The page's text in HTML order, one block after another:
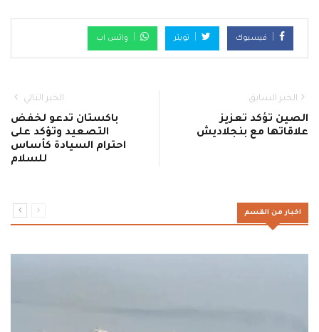
فيسبوك تويتر واتس اب
الخبر السابق
الصين تؤكد تعزيز
علاقاتها مع بنجلاديش
الخبر التالي
باكستان تدعو لخفض
التصعيد وتؤكد على
احترام السيادة كأساس
للسلام
اخبار من القسم